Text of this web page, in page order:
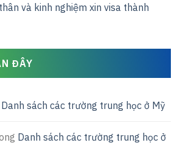
và kinh nghiệm xin visa thành
ĐÂY
Danh sách các trường trung học ở Mỹ
Danh sách các trường trung học ở